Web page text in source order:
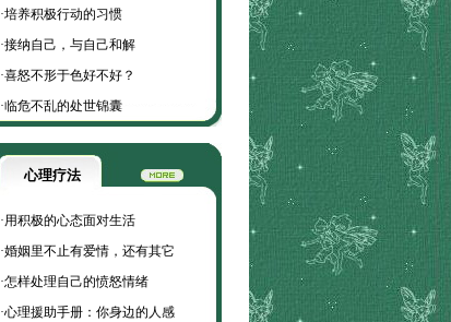
·培养积极行动的习惯
·接纳自己，与自己和解
·喜怒不形于色好不好？
·临危不乱的处世锦囊
心理疗法
·用积极的心态面对生活
·婚姻里不止有爱情，还有其它
·怎样处理自己的愤怒情绪
·心理援助手册：你身边的人感